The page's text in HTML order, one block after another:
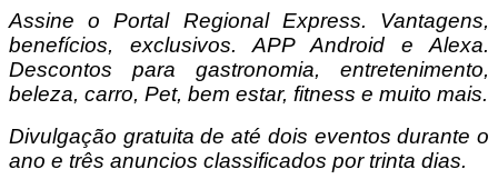
Assine oPortal Regional Express. Vantagens,
benefícios, exclusivos. APP Android e Alexa.
Descontos para gastronomia, entretenimento,
beleza, carro, Pet, bem estar, fitness e muito mais.
Divulgação gratuita de até dois eventos durante o
ano e três anuncios classificados por trinta dias.